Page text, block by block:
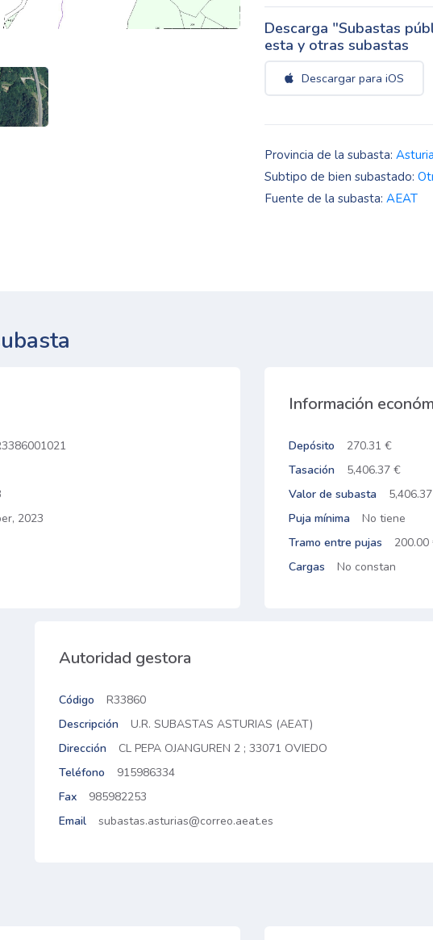
Descarga "Subastas
esta y otras subastas
Descargar para iOS
Provincia de la subasta:
Subtipo de bien subastado:
Fuente de la subasta: AEAT
2023
Información
Depósito
270.31 €
Tasación
5,406.37 €
Valor de subasta
Puja mínima
No tiene
Tramo entre pujas
200.00
Cargas
No constan
Autoridad gestora
Código
R33860
Descripción
U.R. SUBASTAS ASTURIAS (AEAT)
Dirección
CL PEPA OJANGUREN 2 ; 33071 OVIEDO
Teléfono
915986334
Fax
985982253
Email
subastas.asturias@correo.aeat.es